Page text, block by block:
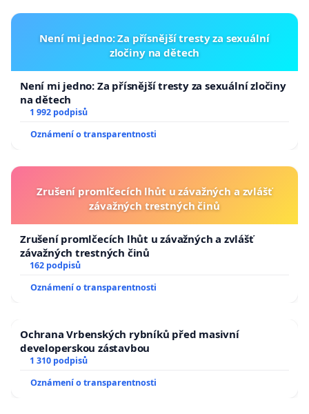
Není mi jedno: Za přísnější tresty za sexuální
zločiny na dětech
Není mi jedno: Za přísnější tresty za sexuální zločiny
na dětech
1 992 podpisů
Oznámení o transparentnosti
Zrušení promlčecích lhůt u závažných a zvlášť
závažných trestných činů
Zrušení promlčecích lhůt u závažných a zvlášť
závažných trestných činů
162 podpisů
Oznámení o transparentnosti
Ochrana Vrbenských rybníků před masivní
developerskou zástavbou
1 310 podpisů
Oznámení o transparentnosti